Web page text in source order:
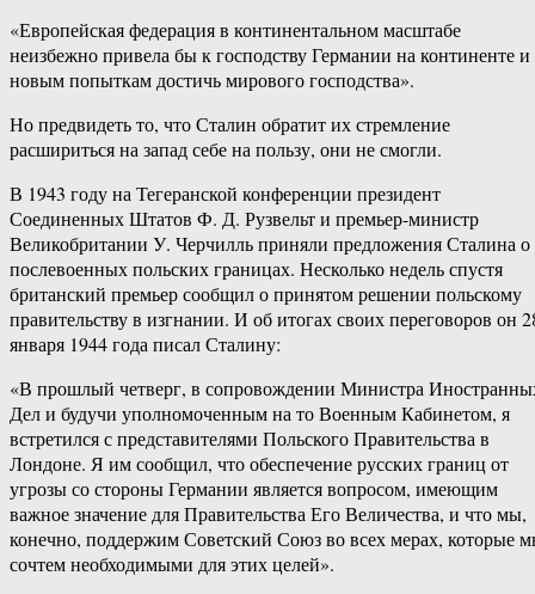
«Европейская федерация в континентальном масштабе
неизбежно привела бы к господству Германии на континенте и
новым попыткам достичь мирового господства».
Но предвидеть то, что Сталин обратит их стремление
расшириться на запад себе на пользу, они не смогли.
В 1943 году на Тегеранской конференции президент
Соединенных Штатов Ф. Д. Рузвельт и премьер-министр
Великобритании У. Черчилль приняли предложения Сталина о
послевоенных польских границах. Несколько недель спустя
британский премьер сообщил о принятом решении польскому
правительству в изгнании. И об итогах своих переговоров он
января 1944 года писал Сталину:
«В прошлый четверг, в сопровождении Министра
Дел и будучи уполномоченным на то Военным Кабинетом, я
встретился с представителями Польского Правительства в
Лондоне. Я им сообщил, что обеспечение русских границ от
угрозы со стороны Германии является вопросом, имеющим
важное значение для Правительства Его Величества, и что мы,
конечно, поддержим Советский Союз во всех мерах, которые
сочтем необходимыми для этих целей».